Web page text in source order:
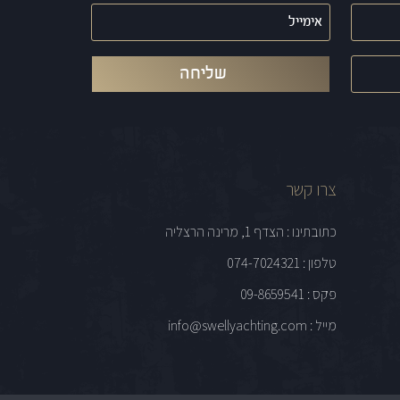
אימייל
(חובה)
צרו קשר
כתובתינו : הצדף 1, מרינה הרצליה
טלפון : 074-7024321
פקס : 09-8659541
מייל : info@swellyachting.com